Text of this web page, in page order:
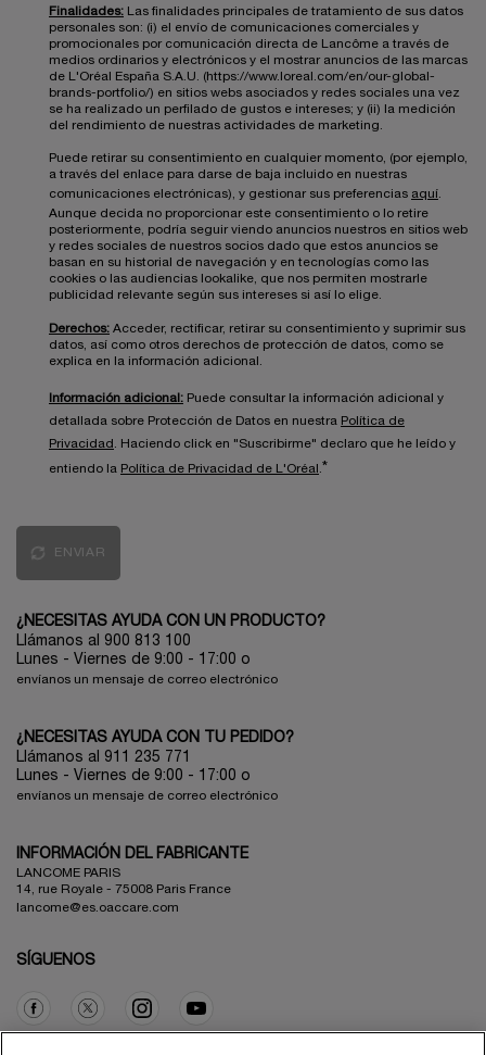
Finalidades: Las finalidades principales de tratamiento de sus datos
personales son: (i) el envío de comunicaciones comerciales y
promocionales por comunicación directa de Lancôme a través de
medios ordinarios y electrónicos y el mostrar anuncios de las marcas
de L'Oréal España S.A.U. (https://www.loreal.com/en/our-global-
brands-portfolio/) en sitios webs asociados y redes sociales una vez
se ha realizado un perfilado de gustos e intereses; y (ii) la medición
del rendimiento de nuestras actividades de marketing.
Puede retirar su consentimiento en cualquier momento, (por ejemplo,
a través del enlace para darse de baja incluido en nuestras
comunicaciones electrónicas), y gestionar sus preferencias aquí.
Aunque decida no proporcionar este consentimiento o lo retire
posteriormente, podría seguir viendo anuncios nuestros en sitios web
y redes sociales de nuestros socios dado que estos anuncios se
basan en su historial de navegación y en tecnologías como las
cookies o las audiencias lookalike, que nos permiten mostrarle
publicidad relevante según sus intereses si así lo elige.
Derechos: Acceder, rectificar, retirar su consentimiento y suprimir sus
datos, así como otros derechos de protección de datos, como se
explica en la información adicional.
Información adicional: Puede consultar la información adicional y
detallada sobre Protección de Datos en nuestra Política de
Privacidad . Haciendo click en "Suscribirme" declaro que he leído y
entiendo la Política de Privacidad de L'Oréal .*
ENVIAR
¿NECESITAS AYUDA CON UN PRODUCTO?
Llámanos al 900 813 100
Lunes - Viernes de 9:00 - 17:00 o
envíanos un mensaje de correo electrónico
¿NECESITAS AYUDA CON TU PEDIDO?
Llámanos al 911 235 771
Lunes - Viernes de 9:00 - 17:00 o
envíanos un mensaje de correo electrónico
INFORMACIÓN DEL FABRICANTE
LANCOME PARIS
14, rue Royale - 75008 Paris France
lancome@es.oaccare.com
SÍGUENOS